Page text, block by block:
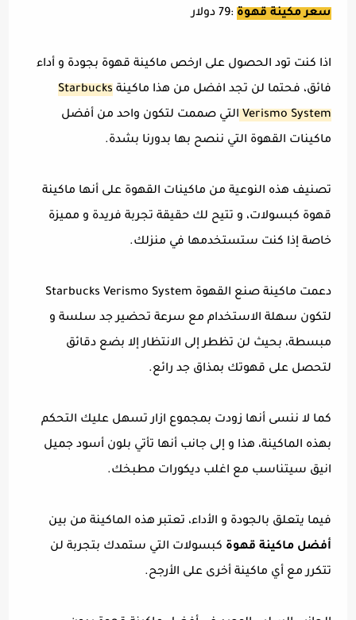
سعر مكينة قهوة :79 دولار
اذا كنت تود الحصول على ارخص ماكينة قهوة بجودة و أداء
فائق، فحتما لن تجد افضل من هذا ماكينة Starbucks
Verismo System التي صممت لتكون واحد من أفضل
ماكينات القهوة التي ننصح بها بدورنا بشدة.
تصنيف هذه النوعية من ماكينات القهوة على أنها ماكينة
قهوة كبسولات، و تتيح لك حقيقة تجربة فريدة و مميزة
خاصة إذا كنت ستستخدمها في منزلك.
دعمت ماكينة صنع القهوة Starbucks Verismo System
لتكون سهلة الاستخدام مع سرعة تحضير جد سلسة و
مبسطة، بحيث لن تظطر إلى الانتظار إلا بضع دقائق
لتحصل على قهوتك بمذاق جد رائع.
كما لا ننسى أنها زودت بمجموع ازار تسهل عليك التحكم
بهذه الماكينة، هذا و إلى جانب أنها تأتي بلون أسود جميل
انيق سيتناسب مع اغلب ديكورات مطبخك.
فيما يتعلق بالجودة و الأداء، تعتبر هذه الماكينة من بين
أفضل ماكينة قهوة كبسولات التي ستمدك بتجربة لن
تتكرر مع أي ماكينة أخرى على الأرجح.